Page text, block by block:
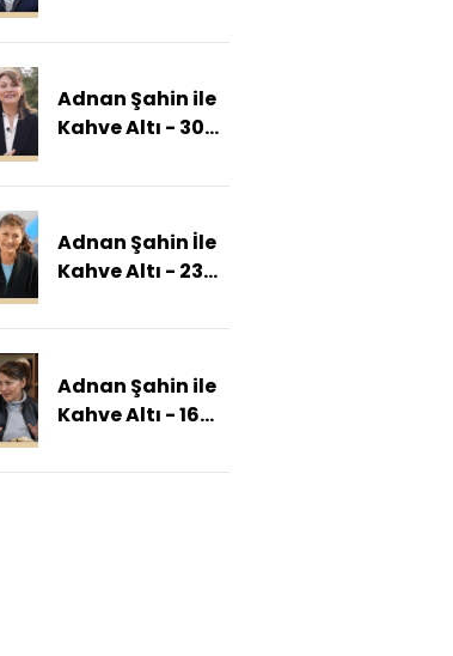
(Deniz Ve Adnan
Başkenti
Antalya'da)
Adnan Şahin ile
Kahve Altı - 30
(Deniz Ve Adnan
Adnan Şahin İle
Kahve Altı - 23
(Deniz Ve Adnan
Kahvaltısıyla
Diyarbakır'da)
Adnan Şahin ile
Kahve Altı - 16
(Deniz Ve Adnan